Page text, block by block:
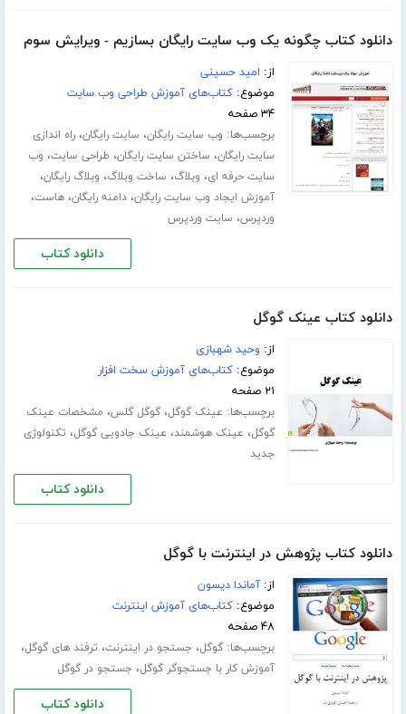
دانلود کتاب چگونه یک وب سایت رایگان بسازیم - ویرایش سوم
از: امید حسینی
موضوع:کتاب‌های آموزش طراحی وب سایت
۳۴ صفحه
برچسب‌ها: وب سایت رایگان، سایت رایگان،راه اندازی
سایت رایگان، ساختن سایت رایگان، طراحی سایت، وب
سایت حرفه ای، وبلاگ، ساخت وبلاگ، وبلاگ رایگان،
آموزش ایجاد وب سایت رایگان،دامنه رایگان،هاست،
وردپرس، سایت وردپرس
دانلود کتاب
دانلود کتاب عینک گوگل
از: وحید شهبازی
موضوع:کتاب‌های آموزش سخت افزار
۲۱ صفحه
برچسب‌ها: عینک گوگل،گوگل گلس، مشخصات عینک
گوگل، عینک هوشمند، عینک جادویی گوگل، تکنولوژی
جدید
دانلود کتاب
دانلود کتاب پژوهش در اینترنت با گوگل
از:آماندا دیسون
موضوع:کتاب‌های آموزش اینترنت
۴۸ صفحه
برچسب‌ها:گوگل، جستجو در اینترنت، ترفند های گوگل،
آموزش کار با جستجوگر گوگل، جستجو در گوگل
دانلود کتاب